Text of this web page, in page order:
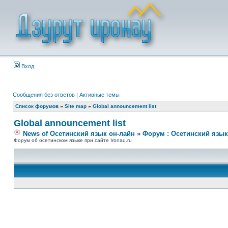
Вход
Сообщения без ответов | Активные темы
Список форумов » Site map » Global announcement list
Global announcement list
News of Осетинский язык он-лайн » Форум : Осетинский
Форум об осетинском языке при сайте Ironau.ru